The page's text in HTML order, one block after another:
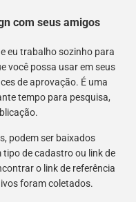
com seus amigos
eu trabalho sozinho para
você possa usar em seus
de aprovação. É uma
tempo para pesquisa,
podem ser baixados
de cadastro ou link de
o link de referência
foram coletados.